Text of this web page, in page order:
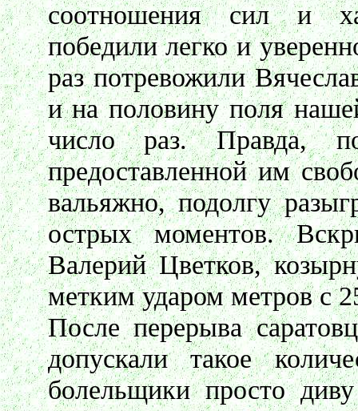
соотношения сил и
победили легко и
раз потревожили
и на половину поля
число раз. Правда,
предоставленной им
вальяжно, подолгу
острых моментов.
Валерий Цветков,
метким ударом метров с
После перерыва
допускали такое
болельщики просто